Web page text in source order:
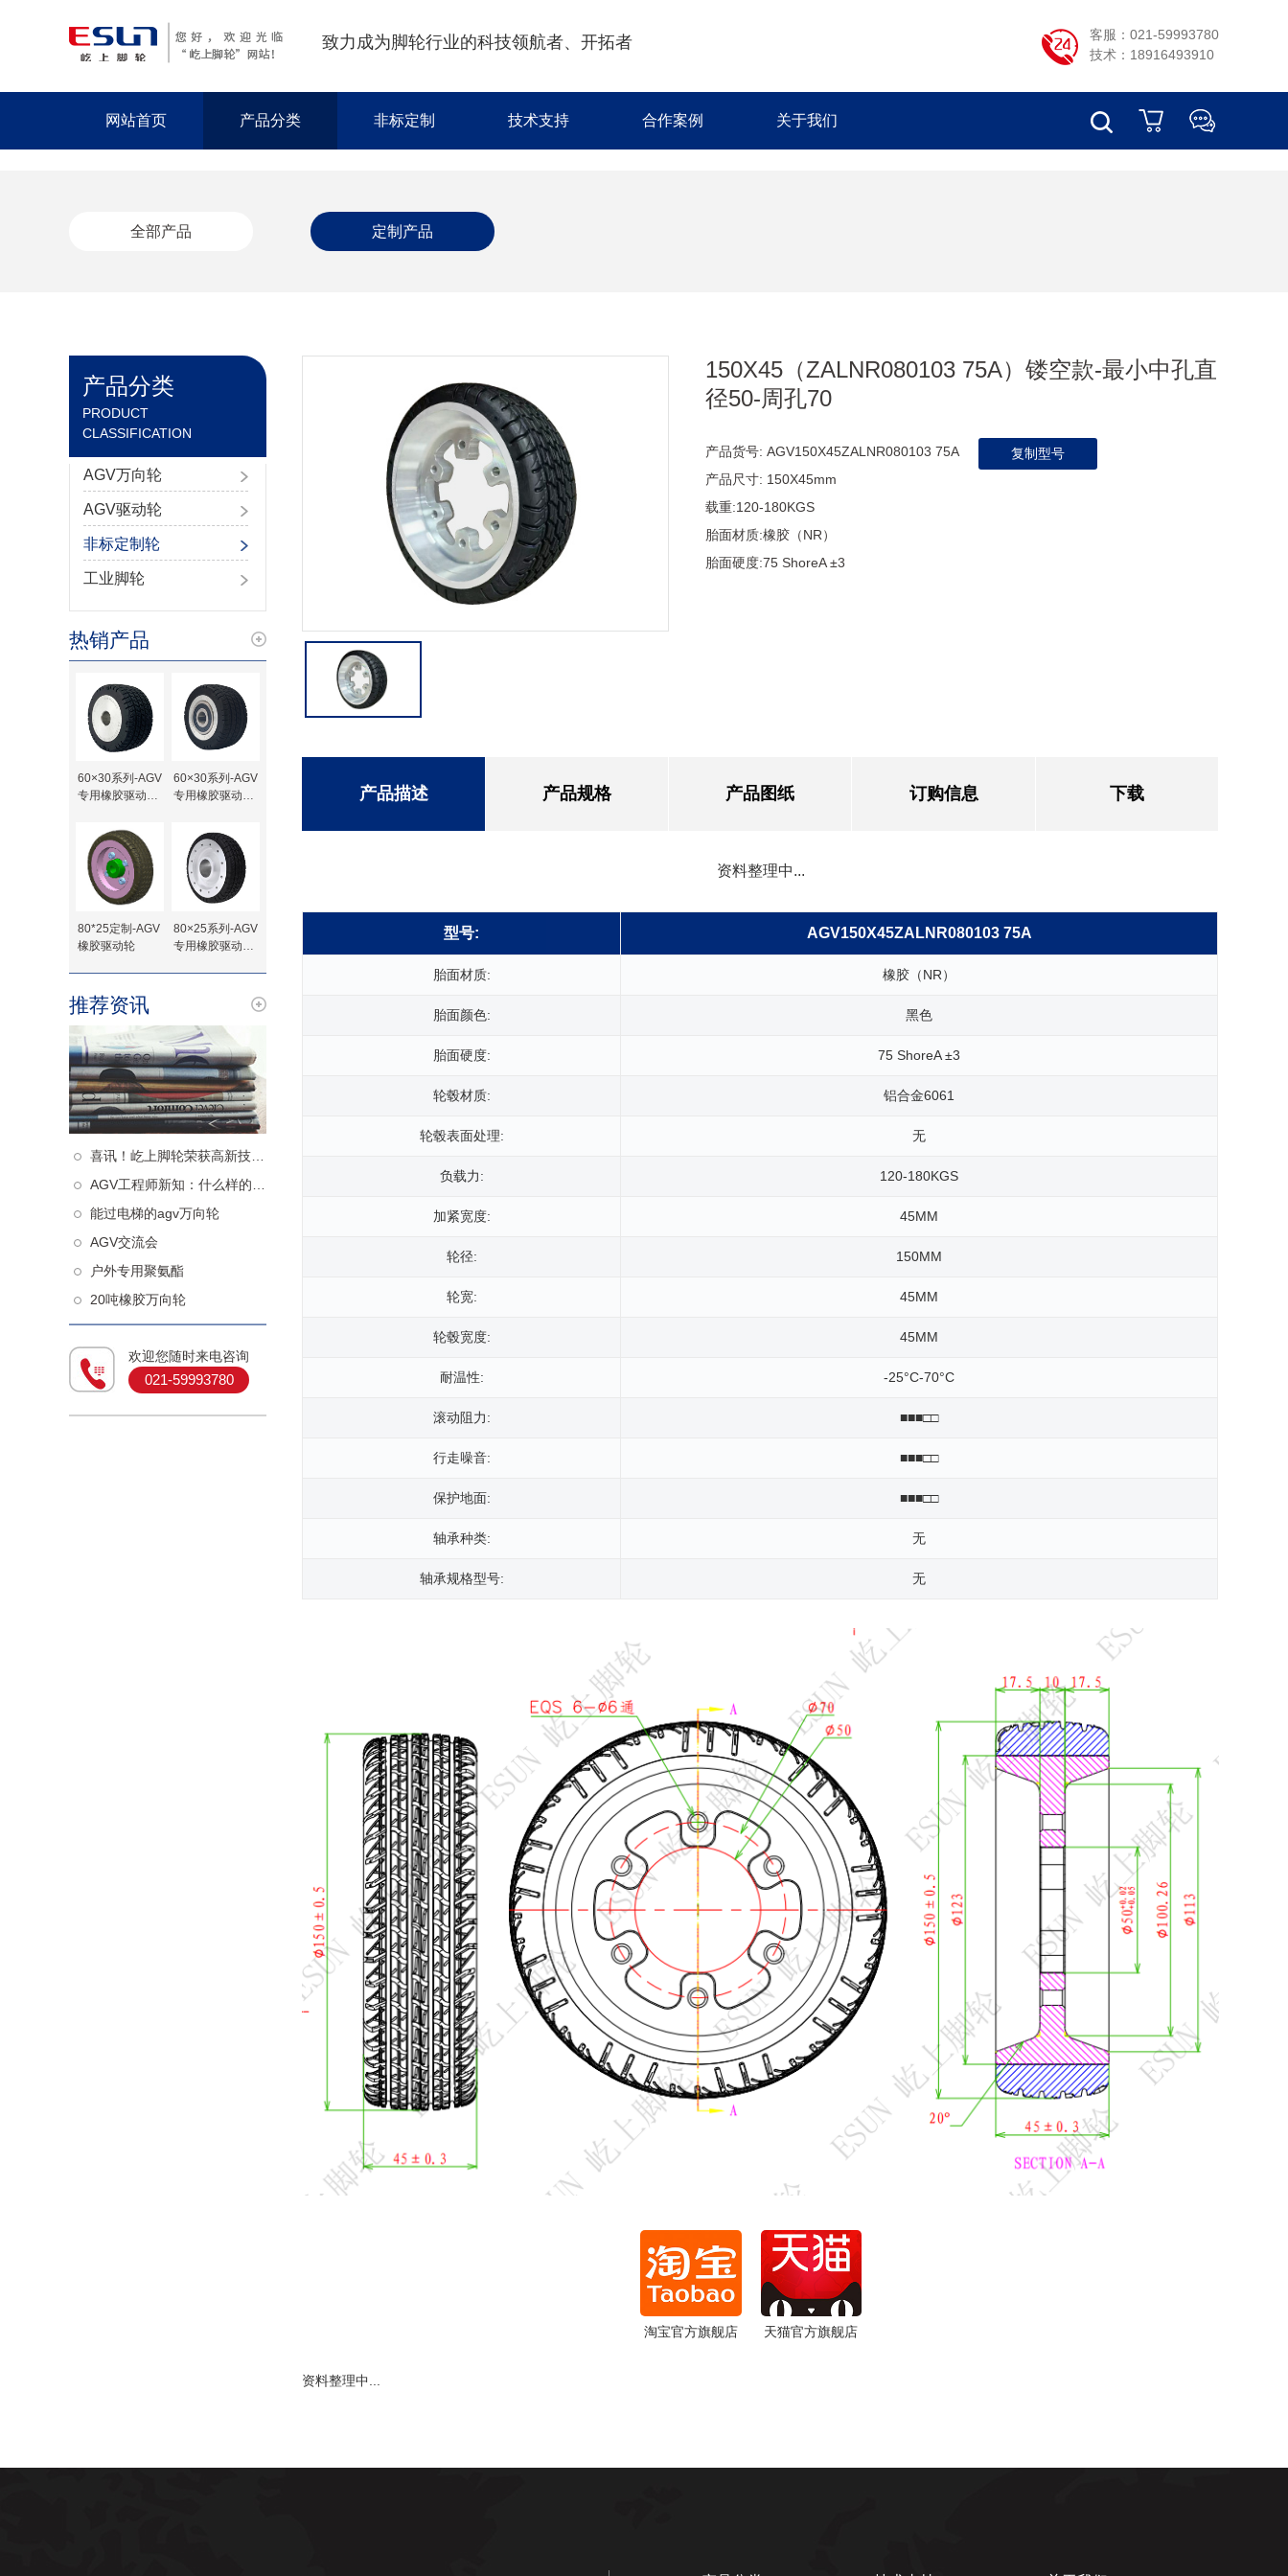
致力成为脚轮行业的科技领航者、开拓者
客服：021-59993780
技术：18916493910
网站首页 产品分类 非标定制 技术支持 合作案例 关于我们
全部产品 定制产品
产品分类
PRODUCT
CLASSIFICATION
AGV万向轮
AGV驱动轮
非标定制轮
工业脚轮
热销产品
60×30系列-AGV
专用橡胶驱动轮-
60×30系列-AGV
专用橡胶驱动轮-
80*25定制-AGV
橡胶驱动轮
80×25系列-AGV
专用橡胶驱动轮-
推荐资讯
能过电梯的agv万向轮
AGV交流会
户外专用聚氨酯
20吨橡胶万向轮
欢迎您随时来电咨询
021-59993780
150X45（ZALNR080103 75A）镂空款-最小中孔直
径50-周孔70
产品货号:AGV150X45ZALNR080103 75A
产品尺寸: 150X45mm
载重:120-180KGS
胎面材质:橡胶（NR）
胎面硬度:75 ShoreA ±3
复制型号
产品描述 产品规格 产品图纸 订购信息 下载
资料整理中...
型号: AGV150X45ZALNR080103 75A
胎面材质: 橡胶（NR）
胎面颜色: 黑色
胎面硬度: 75 ShoreA ±3
轮毂材质: 铝合金6061
轮毂表面处理: 无
负载力: 120-180KGS
加紧宽度: 45MM
轮径: 150MM
轮宽: 45MM
轮毂宽度: 45MM
耐温性: -25°C-70°C
滚动阻力: ■■■□□
行走噪音: ■■■□□
保护地面: ■■■□□
轴承种类: 无
轴承规格型号: 无
淘宝官方旗舰店 天猫官方旗舰店
资料整理中...